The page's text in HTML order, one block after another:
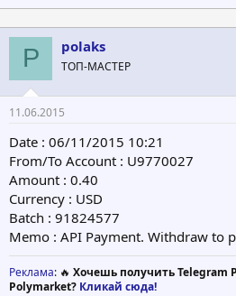
P polaks
ТОП-МАСТЕР
11.06.2015
Date : 06/11/2015 10:21
From/To Account : U9770027
Amount : 0.40
Currency : USD
Batch : 91824577
Memo : API Payment. Withdraw to
Реклама: 🔥 Хочешь получить Telegram
Polymarket? Кликай сюда!